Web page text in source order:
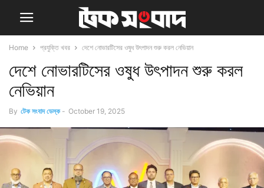
Home প্রযুক্তি খবর দেশে নোভারটিসের ওষুধ উৎপাদন শুরু করল নেভিয়ান
দেশে নোভারটিসের ওষুধ উৎপাদন শুরু করল
নেভিয়ান
By টেক সংবাদ ডেস্ক - October 19, 2025